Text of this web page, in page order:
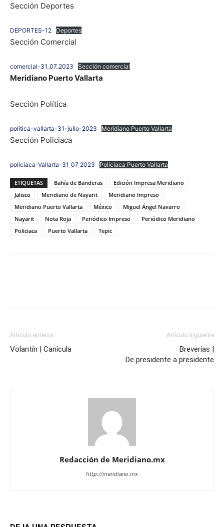
Sección Deportes
DEPORTES-12 Deportes
Sección Comercial
comercial-31_07_2023 Sección comercial
Meridiano Puerto Vallarta
Sección Política
politica-vallarta-31-julio-2023 Meridiano Puerto Vallarta
Sección Policiaca
policiaca-Vallarta-31_07_2023 Policiaca Puerto Vallarta
ETIQUETAS Bahía de Banderas
Edición Impresa Meridiano
Jalisco
Meridiano de Nayarit
Meridiano Impreso
Meridiano Puerto Vallarta
México
Miguel Ángel Navarro
Nayarit
Nota Roja Periódico Impreso
Periódico Meridiano
Policiaca
Puerto Vallarta Tepic
Artículo anterior
Volantín | Canícula
Artículo siguiente
Breverías |
De presidente a presidente
Redacción de Meridiano.mx
http://meridiano.mx